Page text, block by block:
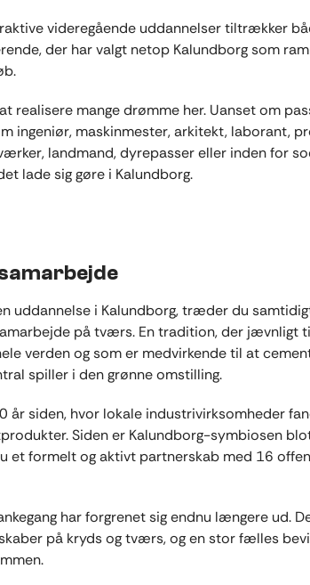
videregående uddannelser tiltrækker
der har valgt netop Kalundborg som
realisere mange drømme her. Uanset om
ingeniør, maskinmester, arkitekt, laborant,
landmand, dyrepasser eller inden for
lade sig gøre i Kalundborg.
uddannelse i Kalundborg, træder du
på tværs. En tradition, der jævnligt
verden og som er medvirkende til at
spiller i den grønne omstilling.
år siden, hvor lokale industrivirksomheder
Siden er Kalundborg-symbiosen
et formelt og aktivt partnerskab med 16
har forgrenet sig endnu længere ud.
på kryds og tværs, og en stor fælles